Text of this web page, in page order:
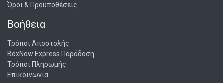
Όροι & Προϋποθέσεις
Βοήθεια
Τρόποι Αποστολής
BoxNow Express Παράδοση
Τρόποι Πληρωμής
Επικοινωνία